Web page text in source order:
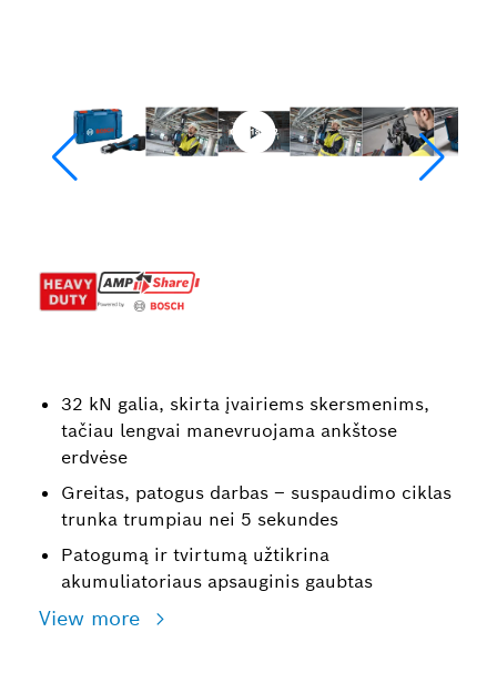
32 kN galia, skirta įvairiems skersmenims,
tačiau lengvai manevruojama ankštose
erdvėse
Greitas, patogus darbas – suspaudimo ciklas
trunka trumpiau nei 5 sekundes
Patogumą ir tvirtumą užtikrina
akumuliatoriaus apsauginis gaubtas
View more